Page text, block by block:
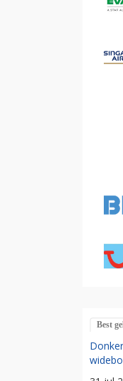
Best